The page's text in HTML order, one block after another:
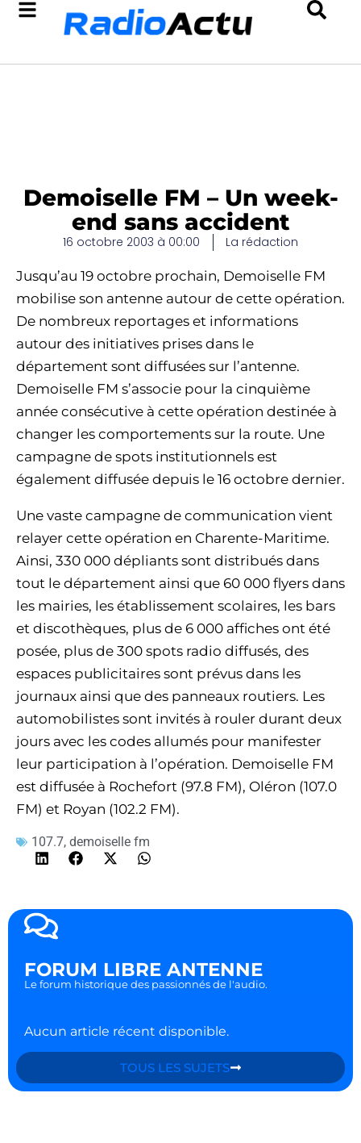
Demoiselle FM – Un week-
end sans accident
16 octobre 2003 à 00:00 La rédaction
Jusqu’au 19 octobre prochain, Demoiselle FM
mobilise son antenne autour de cette opération.
De nombreux reportages et informations
autour des initiatives prises dans le
département sont diffusées sur l’antenne.
Demoiselle FM s’associe pour la cinquième
année consécutive à cette opération destinée à
changer les comportements sur la route. Une
campagne de spots institutionnels est
également diffusée depuis le 16 octobre dernier.
Une vaste campagne de communication vient
relayer cette opération en Charente-Maritime.
Ainsi, 330 000 dépliants sont distribués dans
tout le département ainsi que 60 000 flyers dans
les mairies, les établissement scolaires, les bars
et discothèques, plus de 6 000 affiches ont été
posée, plus de 300 spots radio diffusés, des
espaces publicitaires sont prévus dans les
journaux ainsi que des panneaux routiers. Les
automobilistes sont invités à rouler durant deux
jours avec les codes allumés pour manifester
leur participation à l’opération. Demoiselle FM
est diffusée à Rochefort (97.8 FM), Oléron (107.0
FM) et Royan (102.2 FM).
107.7, demoiselle fm
FORUM LIBRE ANTENNE
Le forum historique des passionnés de l'audio.
Aucun article récent disponible.
TOUS LES SUJETS